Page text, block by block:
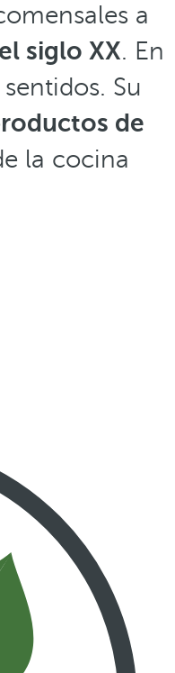
a
siglo XX. En
Su
de
la cocina